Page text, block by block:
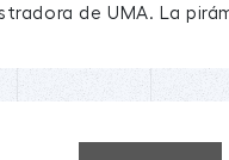
de UMA. La